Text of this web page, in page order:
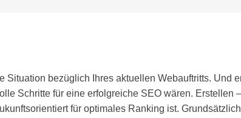
bezüglich Ihres aktuellen Webauftritts. Und
Schritte für eine erfolgreiche SEO wären. Erstellen
für optimales Ranking ist.